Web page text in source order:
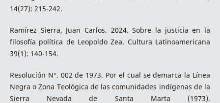
14(27): 215-242.
Ramírez Sierra, Juan Carlos. 2024. Sobre la justicia en la
filosofía política de Leopoldo Zea. Cultura Latinoamericana
39(1): 140-154.
Resolución N°. 002 de 1973. Por el cual se demarca la Línea
Negra o Zona Teológica de las comunidades indígenas de la
Sierra Nevada de Santa Marta (1973).